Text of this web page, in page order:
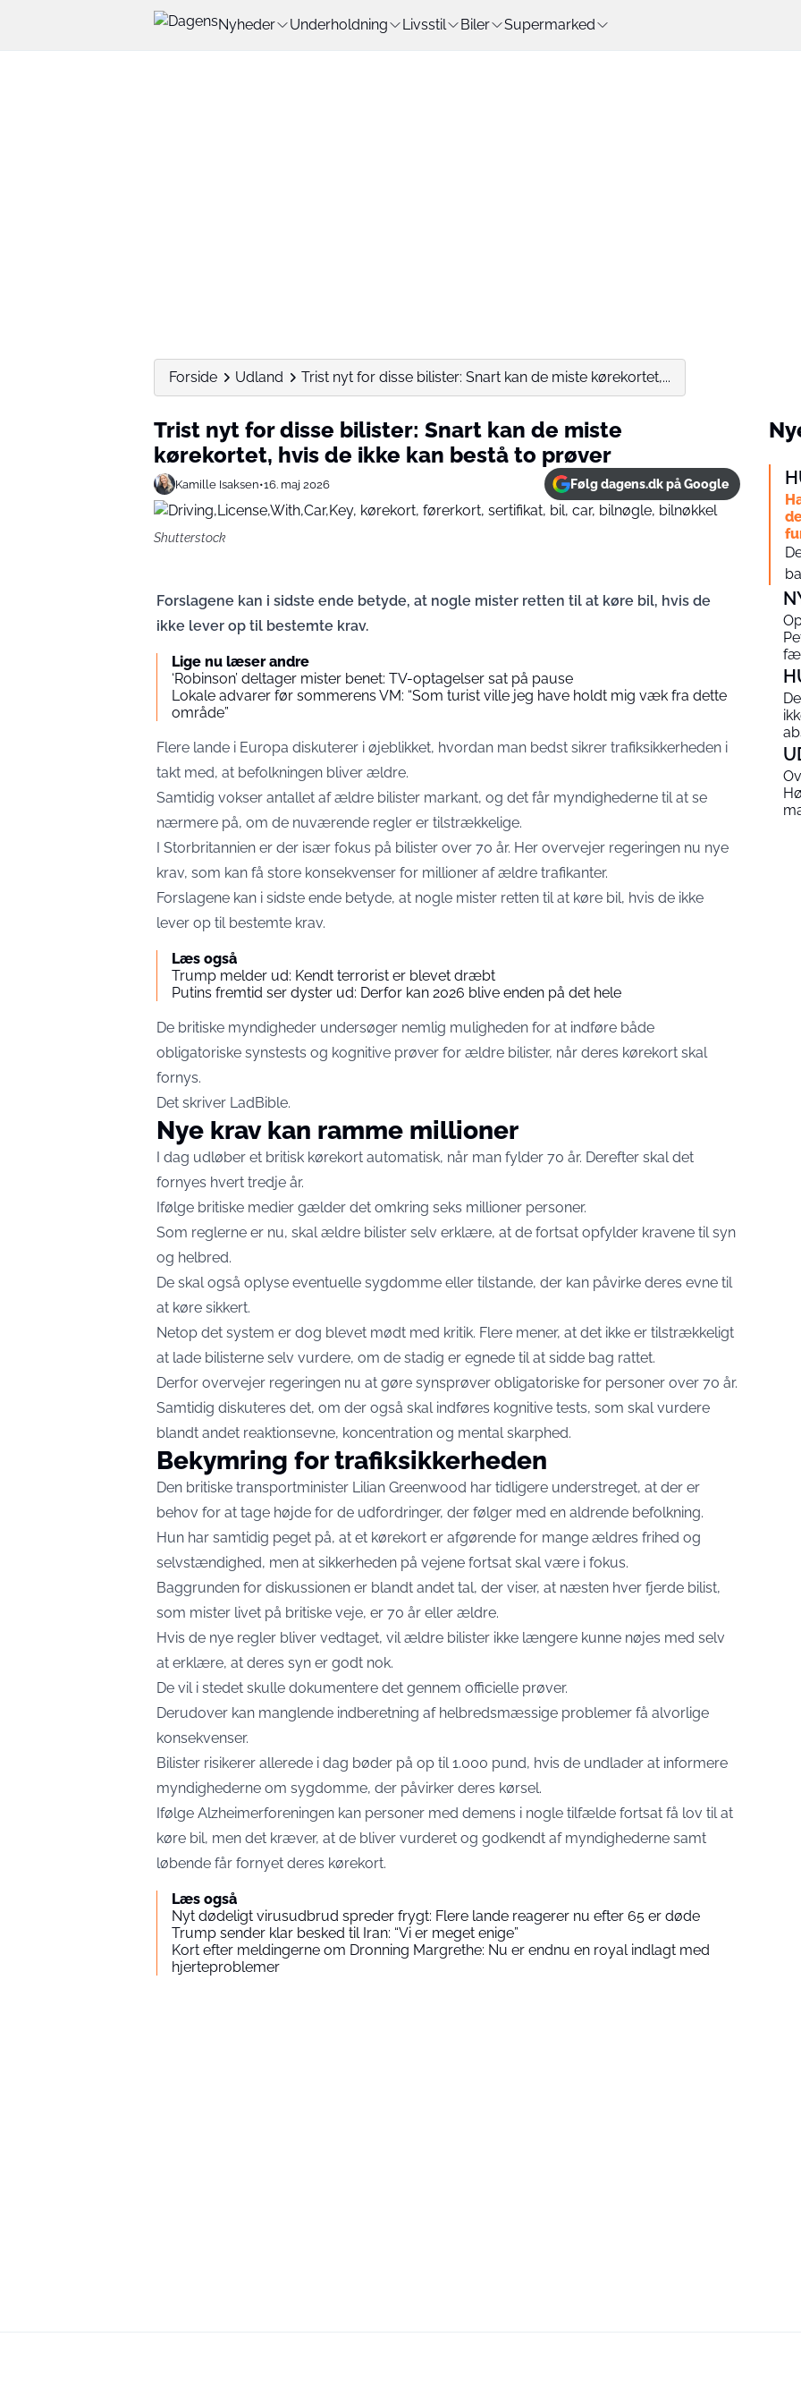
Nyheder Underholdning Livsstil Biler Supermarked
Forside Udland Trist nyt for disse bilister: Snart kan de miste kørekortet,...
Trist nyt for disse bilister: Snart kan de miste
kørekortet, hvis de ikke kan bestå to prøver
Kamille Isaksen•16. maj 2026 Følg dagens.dk på Google
Shutterstock
Forslagene kan i sidste ende betyde, at nogle mister retten til at køre bil, hvis de
ikke lever op til bestemte krav.
Lige nu læser andre
‘Robinson’ deltager mister benet: TV-optagelser sat på pause
Lokale advarer før sommerens VM: “Som turist ville jeg have holdt mig væk fra dette
område”
Flere lande i Europa diskuterer i øjeblikket, hvordan man bedst sikrer trafiksikkerheden i
takt med, at befolkningen bliver ældre.
Samtidig vokser antallet af ældre bilister markant, og det får myndighederne til at se
nærmere på, om de nuværende regler er tilstrækkelige.
I Storbritannien er der især fokus på bilister over 70 år. Her overvejer regeringen nu nye
krav, som kan få store konsekvenser for millioner af ældre trafikanter.
Forslagene kan i sidste ende betyde, at nogle mister retten til at køre bil, hvis de ikke
lever op til bestemte krav.
Læs også
Trump melder ud: Kendt terrorist er blevet dræbt
Putins fremtid ser dyster ud: Derfor kan 2026 blive enden på det hele
De britiske myndigheder undersøger nemlig muligheden for at indføre både
obligatoriske synstests og kognitive prøver for ældre bilister, når deres kørekort skal
fornys.
Det skriver LadBible.
Nye krav kan ramme millioner
I dag udløber et britisk kørekort automatisk, når man fylder 70 år. Derefter skal det
fornyes hvert tredje år.
Ifølge britiske medier gælder det omkring seks millioner personer.
Som reglerne er nu, skal ældre bilister selv erklære, at de fortsat opfylder kravene til syn
og helbred.
De skal også oplyse eventuelle sygdomme eller tilstande, der kan påvirke deres evne til
at køre sikkert.
Netop det system er dog blevet mødt med kritik. Flere mener, at det ikke er tilstrækkeligt
at lade bilisterne selv vurdere, om de stadig er egnede til at sidde bag rattet.
Derfor overvejer regeringen nu at gøre synsprøver obligatoriske for personer over 70 år.
Samtidig diskuteres det, om der også skal indføres kognitive tests, som skal vurdere
blandt andet reaktionsevne, koncentration og mental skarphed.
Bekymring for trafiksikkerheden
Den britiske transportminister Lilian Greenwood har tidligere understreget, at der er
behov for at tage højde for de udfordringer, der følger med en aldrende befolkning.
Hun har samtidig peget på, at et kørekort er afgørende for mange ældres frihed og
selvstændighed, men at sikkerheden på vejene fortsat skal være i fokus.
Baggrunden for diskussionen er blandt andet tal, der viser, at næsten hver fjerde bilist,
som mister livet på britiske veje, er 70 år eller ældre.
Hvis de nye regler bliver vedtaget, vil ældre bilister ikke længere kunne nøjes med selv
at erklære, at deres syn er godt nok.
De vil i stedet skulle dokumentere det gennem officielle prøver.
Derudover kan manglende indberetning af helbredsmæssige problemer få alvorlige
konsekvenser.
Bilister risikerer allerede i dag bøder på op til 1.000 pund, hvis de undlader at informere
myndighederne om sygdomme, der påvirker deres kørsel.
Ifølge Alzheimerforeningen kan personer med demens i nogle tilfælde fortsat få lov til at
køre bil, men det kræver, at de bliver vurderet og godkendt af myndighederne samt
løbende får fornyet deres kørekort.
Læs også
Nyt dødeligt virusudbrud spreder frygt: Flere lande reagerer nu efter 65 er døde
Trump sender klar besked til Iran: “Vi er meget enige”
Kort efter meldingerne om Dronning Margrethe: Nu er endnu en royal indlagt med
hjerteproblemer